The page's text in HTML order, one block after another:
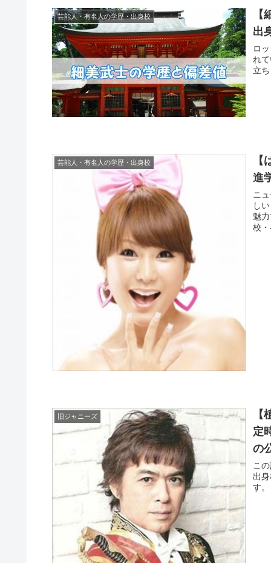
芸能人・有名人の学歴・出身校
出
ロ
れ
立
芸能人・有名人の学歴・出身校
進
ニ
し
魅
校
旧ジャニーズ
定
の
こ
出
す。